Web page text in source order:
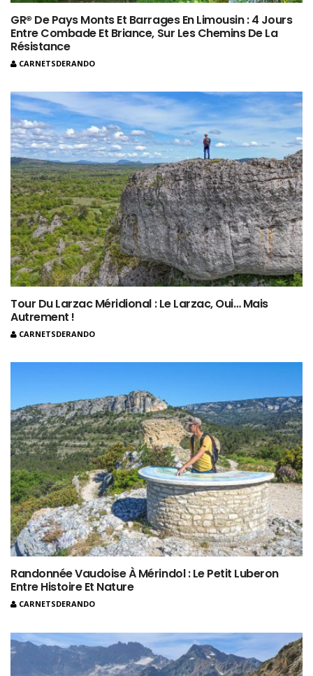
GR® De Pays Monts Et Barrages En Limousin : 4 Jours
Entre Combade Et Briance, Sur Les Chemins De La
Résistance
CARNETSDERANDO
Tour Du Larzac Méridional : Le Larzac, Oui… Mais
Autrement !
CARNETSDERANDO
Randonnée Vaudoise À Mérindol : Le Petit Luberon
Entre Histoire Et Nature
CARNETSDERANDO